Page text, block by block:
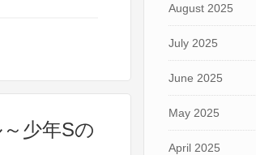
少年Sの
August 2025
July 2025
June 2025
May 2025
April 2025